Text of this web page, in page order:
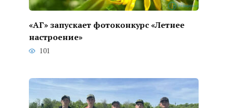
«АГ» запускает фотоконкурс «Летнее
настроение»
101